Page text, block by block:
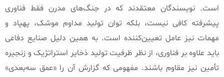
است. نویسندگان معتقدند که در جنگ‌های مدرن فقط فناوری
پیشرفته کافی نیست، بلکه توان تولید مداوم موشک، پهپاد و
مهمات نیز عامل تعیین‌کننده است. به همین دلیل صنایع دفاعی
باید علاوه بر فناوری، از نظر ظرفیت تولید ذخایر استراتژیک و زنجیره
تأمین نیز مقاوم باشند. مفهومی که گزارش آن را «عمق سه‌بعدی»